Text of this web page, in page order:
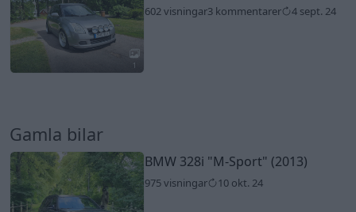
1
602 visningar3 kommentarer 4 sept. 24
Gamla bilar
BMW 328i "M-Sport" (2013)
975 visningar 10 okt. 24